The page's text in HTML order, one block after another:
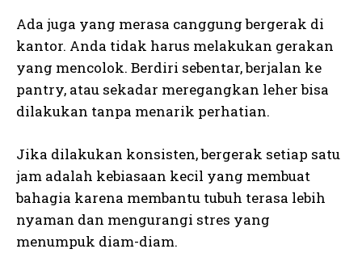
Ada juga yang merasa canggung bergerak di
kantor. Anda tidak harus melakukan gerakan
yang mencolok. Berdiri sebentar, berjalan ke
pantry, atau sekadar meregangkan leher bisa
dilakukan tanpa menarik perhatian.
Jika dilakukan konsisten, bergerak setiap satu
jam adalah kebiasaan kecil yang membuat
bahagia karena membantu tubuh terasa lebih
nyaman dan mengurangi stres yang
menumpuk diam-diam.